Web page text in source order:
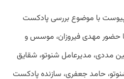
با موضوع بررسی پادکست
با حضور مهدی فیروزان، موسس و
مددی، مدیرعامل شنوتو، شقایق
حامد جعفری، سازنده پادکست